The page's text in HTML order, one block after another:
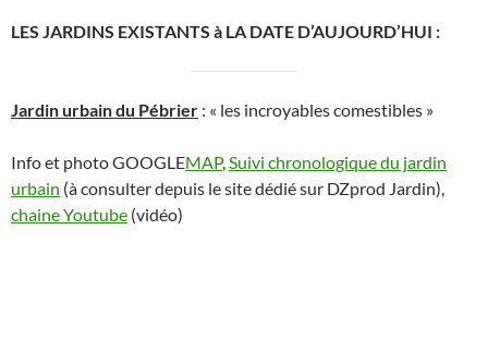
LES JARDINS EXISTANTS à LA DATE D’AUJOURD’HUI :
Jardin urbain du Pébrier : « les incroyables comestibles »
Info et photo GOOGLEMAP,Suivi chronologique du jardin
urbain (à consulter depuis le site dédié sur DZprod Jardin),
chaine Youtube (vidéo)